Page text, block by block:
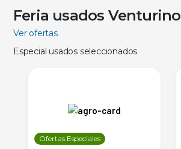
Feria usados Venturino
Ver ofertas
Especial usados seleccionados
Ofertas Especiales